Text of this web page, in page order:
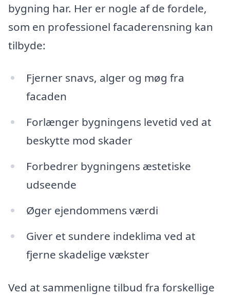
bygning har. Her er nogle af de fordele,
som en professionel facaderensning kan
tilbyde:
Fjerner snavs, alger og møg fra
facaden
Forlænger bygningens levetid ved at
beskytte mod skader
Forbedrer bygningens æstetiske
udseende
Øger ejendommens værdi
Giver et sundere indeklima ved at
fjerne skadelige vækster
Ved at sammenligne tilbud fra forskellige